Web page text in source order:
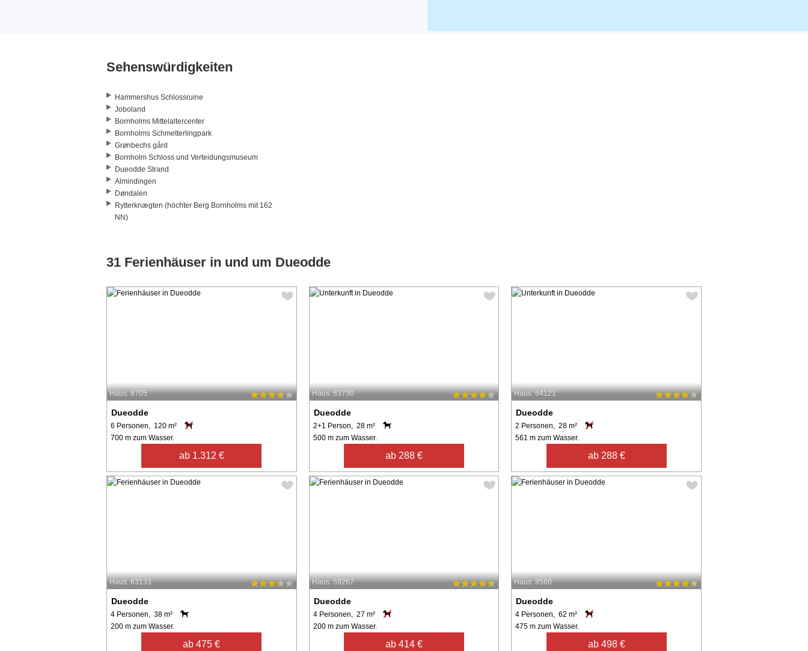
Sehenswürdigkeiten
Hammershus Schlossruine
Joboland
Bornholms Mittelaltercenter
Bornholms Schmetterlingpark
Grønbechs gård
Bornholm Schloss und Verteidungsmuseum
Dueodde Strand
Almindingen
Døndalen
Rytterknægten (höchter Berg Bornholms mit 162
NN)
31 Ferienhäuser in und um Dueodde
Haus: 8705
Dueodde
6 Personen, 120 m²
700 m zum Wasser.
ab 1.312 €
Haus: 63730
Dueodde
2+1 Person, 28 m²
500 m zum Wasser.
ab 288 €
Haus: 64121
Dueodde
2 Personen, 28 m²
561 m zum Wasser.
ab 288 €
Haus: 63133
Dueodde
4 Personen, 38 m²
200 m zum Wasser.
ab 475 €
Haus: 59267
Dueodde
4 Personen, 27 m²
200 m zum Wasser.
ab 414 €
Haus: 8560
Dueodde
4 Personen, 62 m²
475 m zum Wasser.
ab 498 €